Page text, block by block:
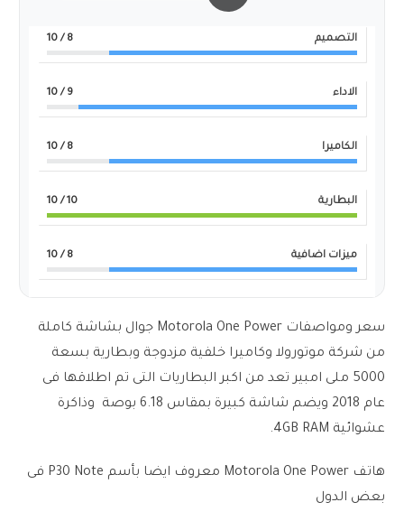
التصميم 8
/ 10
الاداء 9
/ 10
الكاميرا 8
/ 10
البطارية 10
/ 10
ميزات اضافية 8
/ 10
سعر ومواصفات Motorola One Power جوال بشاشة كاملة
من شركة موتورولا وكاميرا خلفية مزدوجة وبطارية بسعة
5000 ملى امبير تعد من اكبر البطاريات التى تم اطلاقها فى
عام 2018 ويضم شاشة كبيرة بمقاس 6.18 بوصة وذاكرة
عشوائية 4GB RAM.
هاتف Motorola One Power معروف ايضا بأسم P30 Note فى
بعض الدول